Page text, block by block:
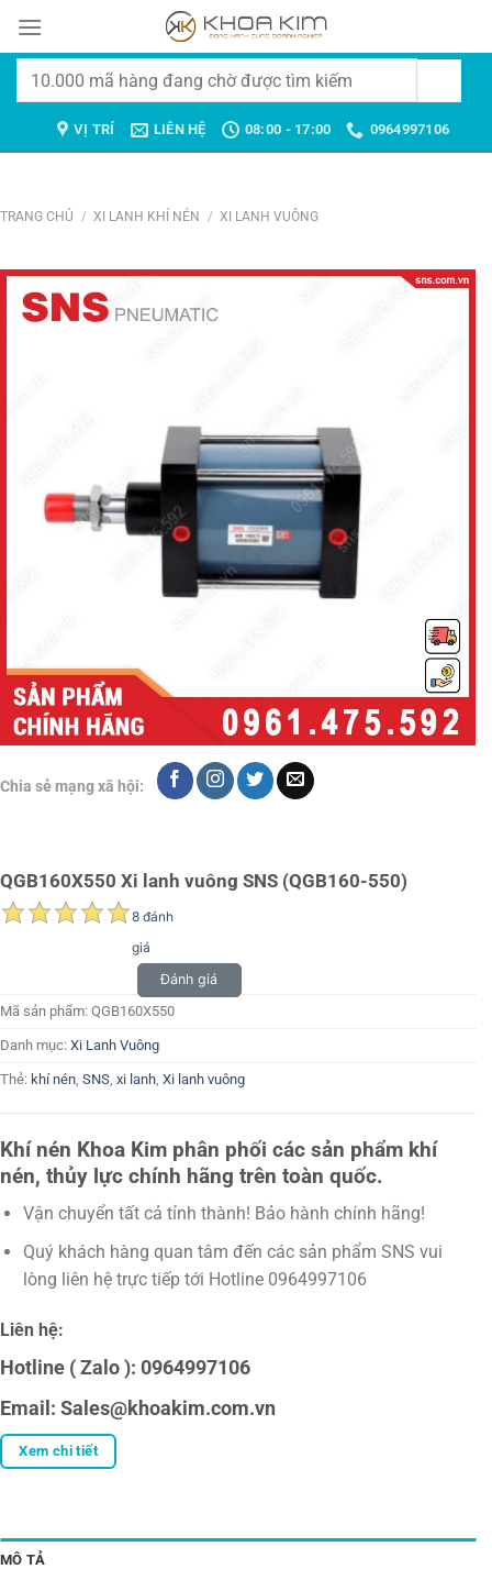
đến
Tìm
VỊ TRÍ LIÊN HỆ 08:00 - 17:00 0964997106
TRANG CHỦ / XI LANH KHÍ NÉN / XI LANH VUÔNG
Chia sẻ mạng xã hội:
QGB160X550 Xi lanh vuông SNS (QGB160-550)
8 đánh
giá
Đánh giá
Mã sản phẩm: QGB160X550
Danh mục: Xi Lanh Vuông
Thẻ: khí nén SNS xi lanh Xi lanh vuông
Khí nén Khoa Kim phân phối các sản phẩm khí
nén, thủy lực chính hãng trên toàn quốc.
Vận chuyển tất cả tỉnh thành! Bảo hành chính hãng!
Quý khách hàng quan tâm đến các sản phẩm SNS vui
lòng liên hệ trực tiếp tới Hotline 0964997106
Liên hệ:
Hotline ( Zalo ): 0964997106
Email: Sales@khoakim.com.vn
Xem chi tiết
MÔ TẢ